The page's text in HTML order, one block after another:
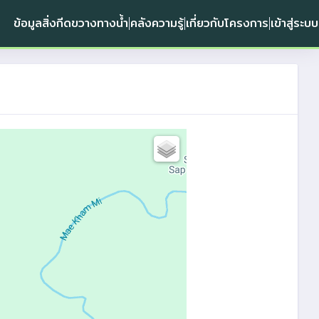
ข้อมูลสิ่งกีดขวางทางน้ำ คลังความรู้เกี่ยวกับโครงการ เข้าสู่ระบบ